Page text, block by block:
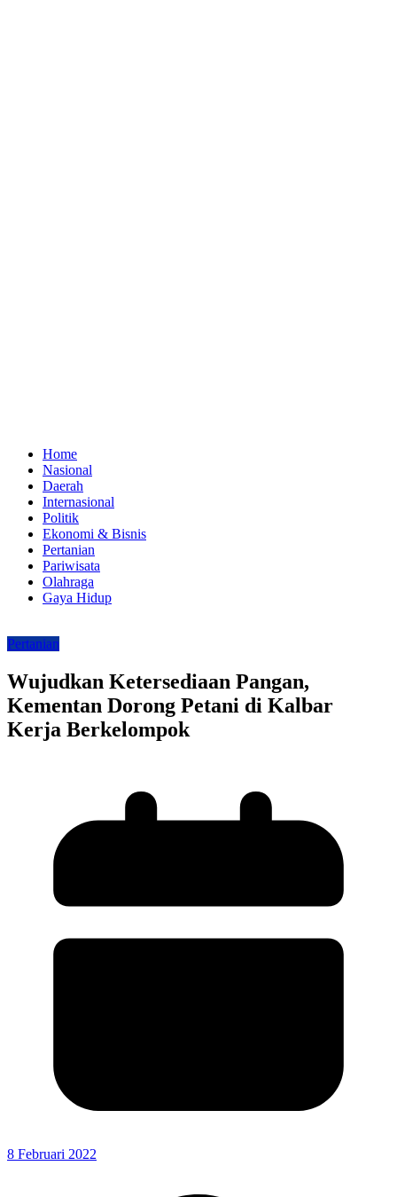
Home
Nasional
Daerah
Internasional
Politik
Ekonomi & Bisnis
Pertanian
Pariwisata
Olahraga
Gaya Hidup
Pertanian
Wujudkan Ketersediaan Pangan,
Kementan Dorong Petani di Kalbar
Kerja Berkelompok
8 Februari 2022